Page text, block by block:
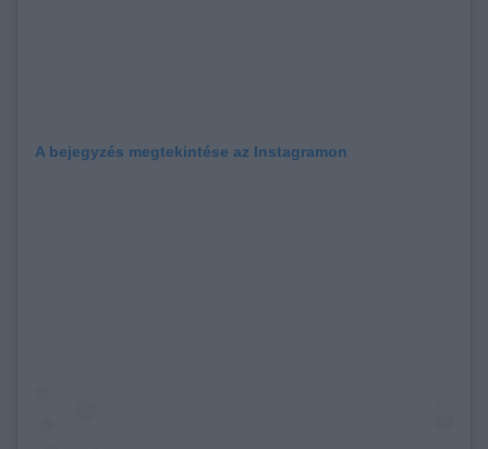
A bejegyzés megtekintése az Instagramon